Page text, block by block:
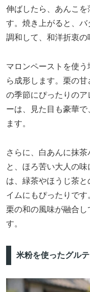
伸ばしたら、あんこを
す。焼き上がると、
調和して、和洋折衷の
マロンペーストを使
ら成形します。栗の
の季節にぴったりの
ーは、見た目も豪華
ます。
さらに、白あんに抹
と、ほろ苦い大人の
は、緑茶やほうじ茶
イムにもぴったりで
栗の和の風味が融合し
す。
米粉を使ったグル